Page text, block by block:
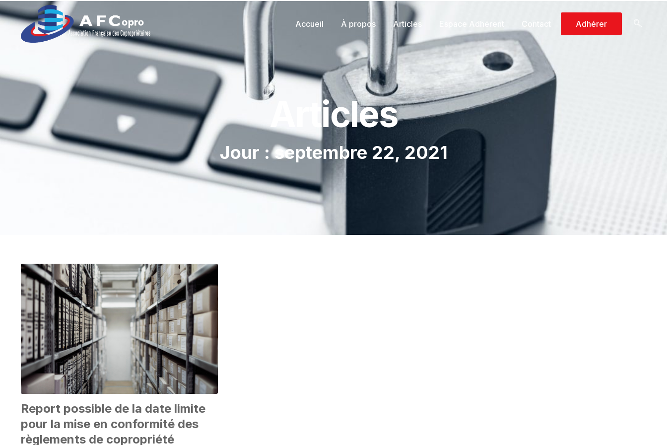
Accueil À propos Articles Adhérer
Articles
Jour : septembre 22, 2021
Report possible de la date limite
pour la mise en conformité des
règlements de copropriété